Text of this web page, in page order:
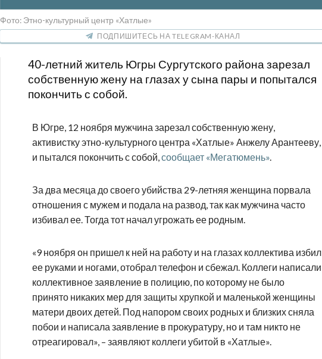
Фото: Этно-культурный центр «Хатлые»
ПОДПИШИТЕСЬ НА TELEGRAM-КАНАЛ
40-летний житель Югры Сургутского района зарезал
собственную жену на глазах у сына пары и попытался
покончить с собой.
В Югре, 12 ноября мужчина зарезал собственную жену,
активистку этно-культурного центра «Хатлые» Анжелу Арантееву,
и пытался покончить с собой,сообщает «Мегатюмень».
За два месяца до своего убийства 29-летняя женщина порвала
отношения с мужем и подала на развод, так как мужчина часто
избивал ее. Тогда тот начал угрожать ее родным.
«9 ноября он пришел к ней на работу и на глазах коллектива избил
ее руками и ногами, отобрал телефон и сбежал. Коллеги написали
коллективное заявление в полицию, по которому не было
принято никаких мер для защиты хрупкой и маленькой женщины
матери двоих детей. Под напором своих родных и близких сняла
побои и написала заявление в прокуратуру, но и там никто не
отреагировал», – заявляют коллеги убитой в «Хатлые».